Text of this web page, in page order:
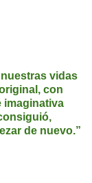
vidas
con
imaginativa
de nuevo.”